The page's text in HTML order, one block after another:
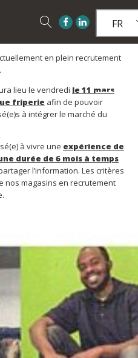
FR
en plein recrutement
lieu le vendredi le 11 mars
friperie afin de pouvoir
à intégrer le marché du
à vivre une expérience de
durée de 6 mois à temps
l’information. Les critères
nos magasins en recrutement